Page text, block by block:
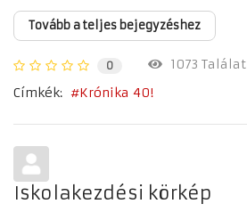
Tovább a teljes bejegyzéshez
0
1073 Találat
Címkék:
Krónika 40!
Iskolakezdési körkép